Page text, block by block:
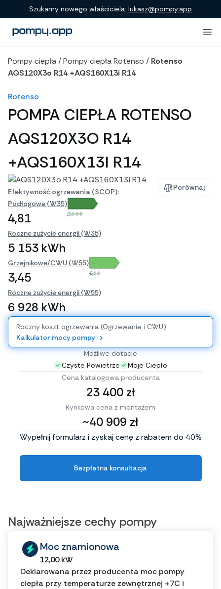
Porównanie produktów
Szukamy nowego właściciela: lukasz@pompy.app
Pompy ciepła /Pompy ciepła Rotenso / Rotenso
AQS120X3o R14 +AQS160X13i R14
Rotenso
POMPA CIEPŁA ROTENSO
AQS120X3O R14
+AQS160X13I R14
Porównaj
Efektywność ogrzewania (SCOP):
Podłogowe (W35)
4,81 A+++
Roczne zużycie energii (W35)
5 153 kWh
Grzejnikowe/CWU (W55)
3,45 A++
Roczne zużycie energii (W55)
6 928 kWh
Roczny koszt ogrzewania (Ogrzewanie i CWU)
Kalkulator mocy pompy
Możliwe dotacje
Czyste Powietrze
Moje Ciepło
Cena katalogowa producenta
23 400 zł
Rynkowa cena z montażem
~40 909 zł
Wypełnij formularz i zyskaj cenę z rabatem do 40%
Bezpłatna konsultacja
Najważniejsze cechy pompy
Moc znamionowa
12,00 kW
Deklarowana przez producenta moc pompy
ciepła przy temperaturze zewnętrznej +7C i